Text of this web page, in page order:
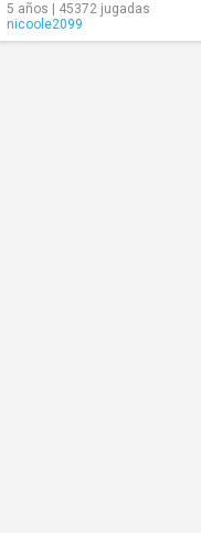
5 años | 45372 jugadas
nicoole2099